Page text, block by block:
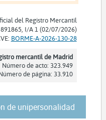
del Registro Mercantil
I/A 1 (02/07/2026)
BORME-A-2026-130-28
mercantil de Madrid
Número de acto: 323.949
de página: 33.910
de unipersonalidad